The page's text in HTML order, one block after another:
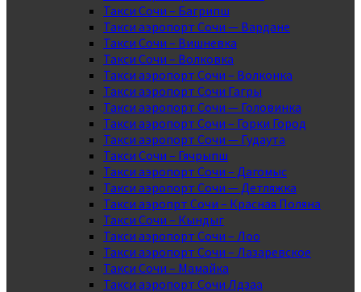
Такси Сочи – Багрипш
Такси аэропорт Сочи — Вардане
Такси Сочи – Вишневка
Такси Сочи – Волковка
Такси аэропорт Сочи – Волконка
Такси аэропорт Сочи Гагры
Такси аэропорт Сочи — Головинка
Такси аэропорт Сочи – Горки Город
Такси аэропорт Сочи — Гудаута
Такси Сочи – Гячрыпш
Такси аэропорт Сочи – Дагомыс
Такси аэропорт Сочи — Детляжка
Такси аэропрт Сочи – Красная Поляна
Такси Сочи – Кындыг
Такси аэропорт Сочи – Лоо
Такси аэропорт Сочи – Лазаревское
Такси Сочи – Мамайка
Такси аэропорт Сочи Лдзаа